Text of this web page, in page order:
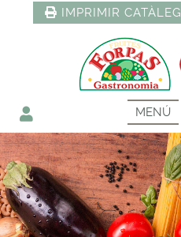
IMPRIMIR CATÀLEG
MENÚ